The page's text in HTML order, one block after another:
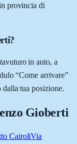
provincia di
in auto, a
“Come arrivare”
dalla tua posizione.
Gioberti
CairoliVia